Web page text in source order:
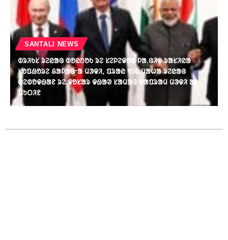
SANTALI NEWS
ᱵᱨᱤᱠᱥ ᱨᱮᱭᱟᱜ ᱵᱚᱭᱴᱚᱠ ᱨᱮ ᱥᱮᱞᱮᱫᱚᱜ ᱞᱟᱹᱜᱤᱫ ᱨᱟᱥᱤᱭᱟ
ᱥᱚᱯᱷᱚᱨᱮ ᱪᱟᱞᱟᱜᱼᱟ ᱢᱳᱫᱤ, ᱯᱨᱟᱭ ᱑᱐᱕ ᱢᱟᱦᱟ ᱨᱮᱭᱟᱜ
ᱵᱮᱵᱚᱫᱷᱟᱱ ᱨᱮ ᱫᱚᱥᱟᱨ ᱫᱷᱟᱣ ᱥᱟᱢᱟᱝ ᱫᱟᱯᱨᱟᱢ ᱢᱳᱫᱤ ᱟᱨ
ᱯᱩᱛᱤᱱ